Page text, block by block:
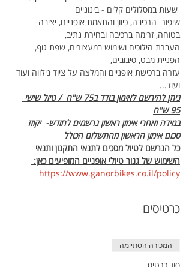
שעות במסלולים קלים - בינוניים
שיפור  הרכיבה, כיוון והתאמת אופניים, יציבה
בטוחה, זרימה ברכיבה ובחירת נתיב,
העברת הילוכים ושימוש במעצורים, שפת גוף,
הפניית מבט, סיבובים,
עזרה ברכישת אופניים והמלצה על ציוד נילווה ועוד
ועוד...
ניתן להירשם לאימון בודד ב75 ש"ח  / טיול שישי
95 ש"ח
במידה ואחרי אימון ראשון נרשמים לחודש-  יקוזז
סכום אימון הראשון מהתשלום הכולל
כל הנרשם לטיול מסכים לתנאי התקנון ותנאי
השימוש של גנור טיולי אופניים המופיעים כאן:
https://www.ganorbikes.co.il/policy
כרטיסים
המכירה הסתיימה